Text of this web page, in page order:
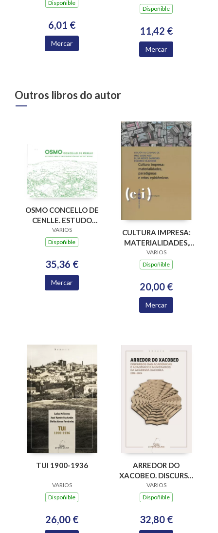
Dispoñible
6,01 €
Mercar
Dispoñible
11,42 €
Mercar
Outros libros do autor
OSMO CONCELLO DE
CENLLE. ESTUDO
PARA A
INTERVENCION NO
VARIOS
Dispoñible
35,36 €
Mercar
CULTURA IMPRESA:
MATERIALIDADES,
PARADIGMAS E
RETOS EPISTÉMICOS
VARIOS
Dispoñible
20,00 €
Mercar
TUI 1900-1936
VARIOS
Dispoñible
26,00 €
ARREDOR DO
XACOBEO. DISCURSO
DAS ACADEMICAS E
ACADEMICOS
ACADEMIA
XACOBEA 2016-2024
VARIOS
Dispoñible
32,80 €